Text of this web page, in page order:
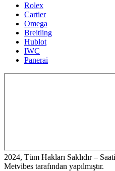
Rolex
Cartier
Omega
Breitling
Hublot
IWC
Panerai
2024, Tüm Hakları Saklıdır –
Metvibes tarafından yapılmıştır.